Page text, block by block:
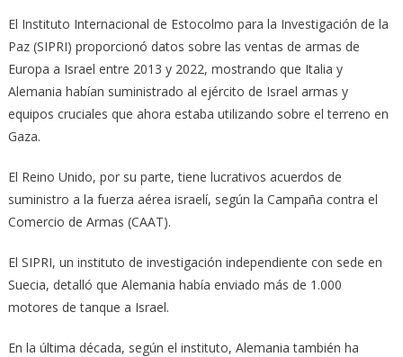
El Instituto Internacional de Estocolmo para la Investigación de la
Paz (SIPRI) proporcionó datos sobre las ventas de armas de
Europa a Israel entre 2013 y 2022, mostrando que Italia y
Alemania habían suministrado al ejército de Israel armas y
equipos cruciales que ahora estaba utilizando sobre el terreno en
Gaza.
El Reino Unido, por su parte, tiene lucrativos acuerdos de
suministro a la fuerza aérea israelí, según la Campaña contra el
Comercio de Armas (CAAT).
El SIPRI, un instituto de investigación independiente con sede en
Suecia, detalló que Alemania había enviado más de 1.000
motores de tanque a Israel.
En la última década, según el instituto, Alemania también ha